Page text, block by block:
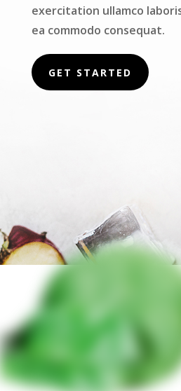
exercitation ullamco
ea commodo consequat.
GET STARTED